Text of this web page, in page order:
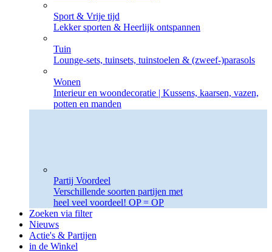
Sport & Vrije tijd
Lekker sporten & Heerlijk ontspannen
Tuin
Lounge-sets, tuinsets, tuinstoelen & (zweef-)parasols
Wonen
Interieur en woondecoratie | Kussens, kaarsen, vazen,
potten en manden
Partij Voordeel
Verschillende soorten partijen met
heel veel voordeel! OP = OP
Zoeken via filter
Nieuws
Actie's & Partijen
in de Winkel